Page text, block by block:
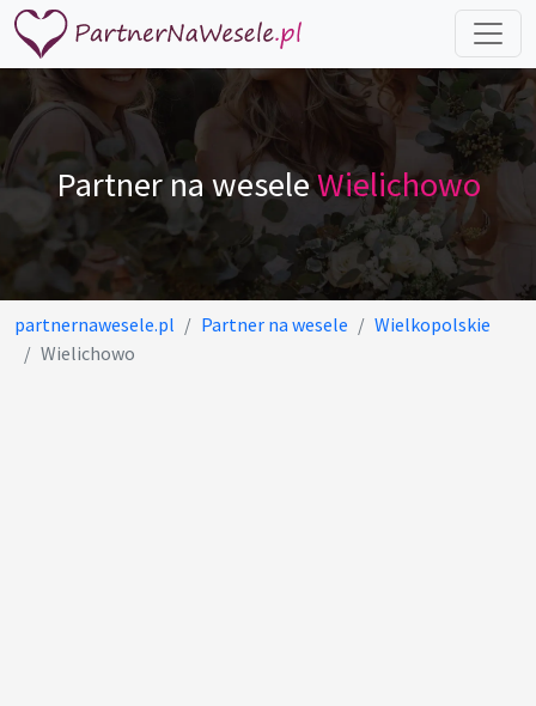
Partner na weseleWielichowo
partnernawesele.pl Partner na wesele
Wielkopolskie
Wielichowo